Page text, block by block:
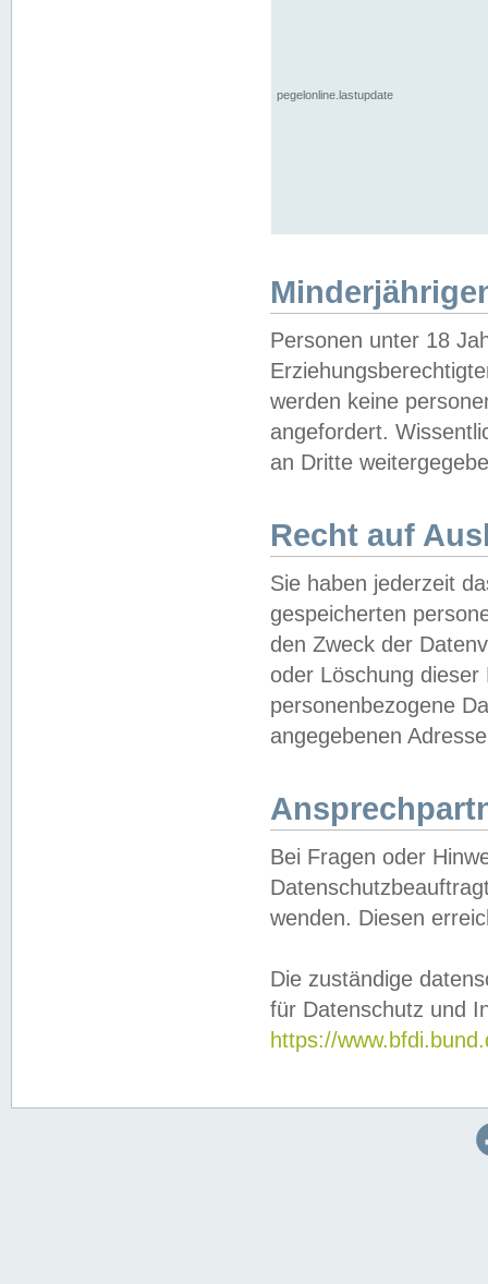
pegelonline.lastupdate
Personen unter 18
werden keine
angefordert.
an Dritte
Recht auf
Sie haben jederzeit
gespeicherten
den Zweck der
oder Löschung
personenbezogene
angegebenen
Bei Fragen oder
wenden. Diesen
Die zuständige
für Datenschutz und
https://